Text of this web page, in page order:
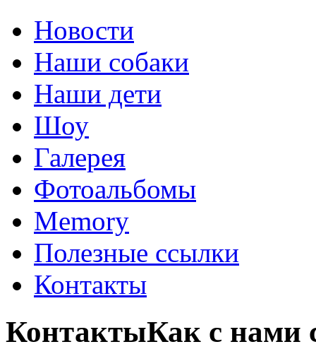
Новости
Наши собаки
Наши дети
Шоу
Галерея
Фотоальбомы
Memory
Полезные ссылки
Контакты
КонтактыКак с нами